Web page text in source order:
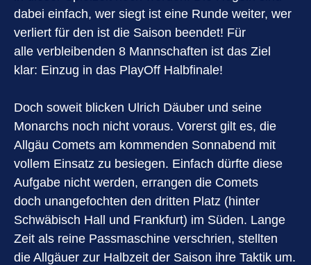
dabei einfach, wer siegt ist eine Runde weiter, wer
verliert für den ist die Saison beendet! Für
alle verbleibenden 8 Mannschaften ist das Ziel
klar: Einzug in das PlayOff Halbfinale!
Doch soweit blicken Ulrich Däuber und seine
Monarchs noch nicht voraus. Vorerst gilt es, die
Allgäu Comets am kommenden Sonnabend mit
vollem Einsatz zu besiegen. Einfach dürfte diese
Aufgabe nicht werden, errangen die Comets
doch unangefochten den dritten Platz (hinter
Schwäbisch Hall und Frankfurt) im Süden. Lange
Zeit als reine Passmaschine verschrien, stellten
die Allgäuer zur Halbzeit der Saison ihre Taktik um.